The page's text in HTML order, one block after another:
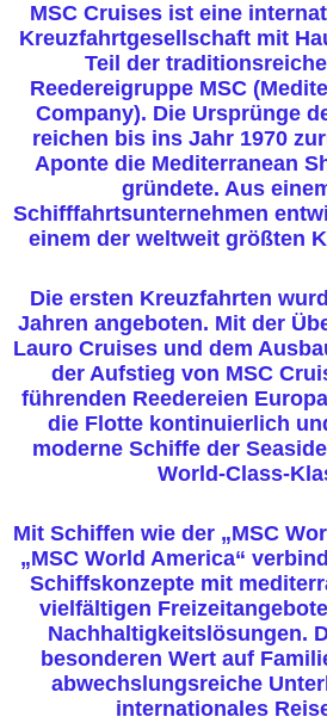
MSC Cruises ist eine
Kreuzfahrtgesellschaft mit
Teil der
Reedereigruppe MSC
Company). Die Ursprünge
reichen bis ins Jahr 1970
Aponte die Mediterranean
gründete. Aus
Schifffahrtsunternehmen
einem der weltweit größten
Die ersten Kreuzfahrten
Jahren angeboten. Mit der
Lauro Cruises und dem
der Aufstieg von MSC
führenden Reedereien
die Flotte kontinuierlich
moderne Schiffe der
World-Class-
Mit Schiffen wie der „MSC
„MSC World America“
Schiffskonzepte mit
vielfältigen
Nachhaltigkeitslösungen.
besonderen Wert auf
abwechslungsreiche
internationales